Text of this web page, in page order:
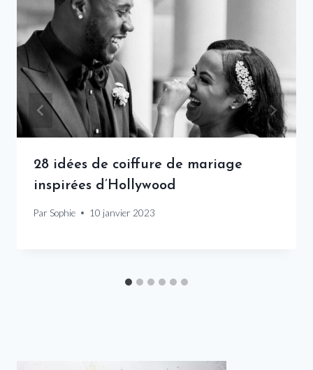
28 idées de coiffure de mariage
inspirées d’Hollywood
Par Sophie 10 janvier 2023